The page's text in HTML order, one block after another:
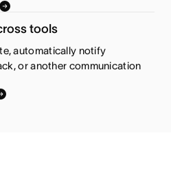
tools
automatically notify
or another communication